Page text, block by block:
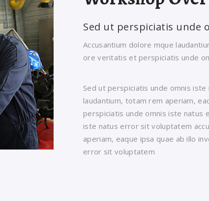
Sed ut perspiciatis unde
Accusantium dolore mque
ore veritatis et perspiciatis unde
Sed ut perspiciatis unde omnis
laudantium, totam rem aperiam,
perspiciatis unde omnis iste natus
iste natus error sit voluptatem
aperiam, eaque ipsa quae ab illo
error sit voluptatem